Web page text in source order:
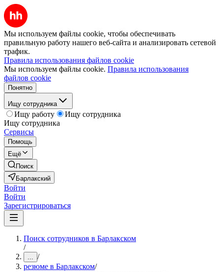
Мы используем файлы cookie, чтобы обеспечивать
правильную работу нашего веб-сайта и анализировать сетевой
трафик.
Правила использования файлов cookie
Мы используем файлы cookie. Правила использования
файлов cookie
Понятно
Ищу сотрудника
Ищу работу
Ищу сотрудника
Ищу сотрудника
Сервисы
Помощь
Ещё
Поиск
Барлакский
Войти
Войти
Зарегистрироваться
Поиск сотрудников в Барлакском
/
... /
резюме в Барлакском/